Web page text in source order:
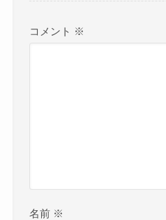
コメント ※
名前 ※